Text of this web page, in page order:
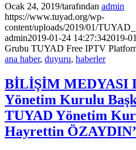
Ocak 24, 2019/tarafından admin
https://www.tuyad.org/wp-
content/uploads/2019/01/
admin2019-01-24 14:27:342019-
Grubu TUYAD Free IPTV
ana haber, duyuru, haberler
BİLİŞİM MEDYASI
Yönetim Kurulu
TUYAD Yönetim
Hayrettin